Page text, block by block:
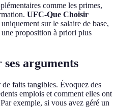
comme les primes,
UFC-Que Choisir
sur le salaire de base,
une proposition à priori plus
arguments
faits tangibles. Évoquez des
emplois et comment elles ont
exemple, si vous avez géré un